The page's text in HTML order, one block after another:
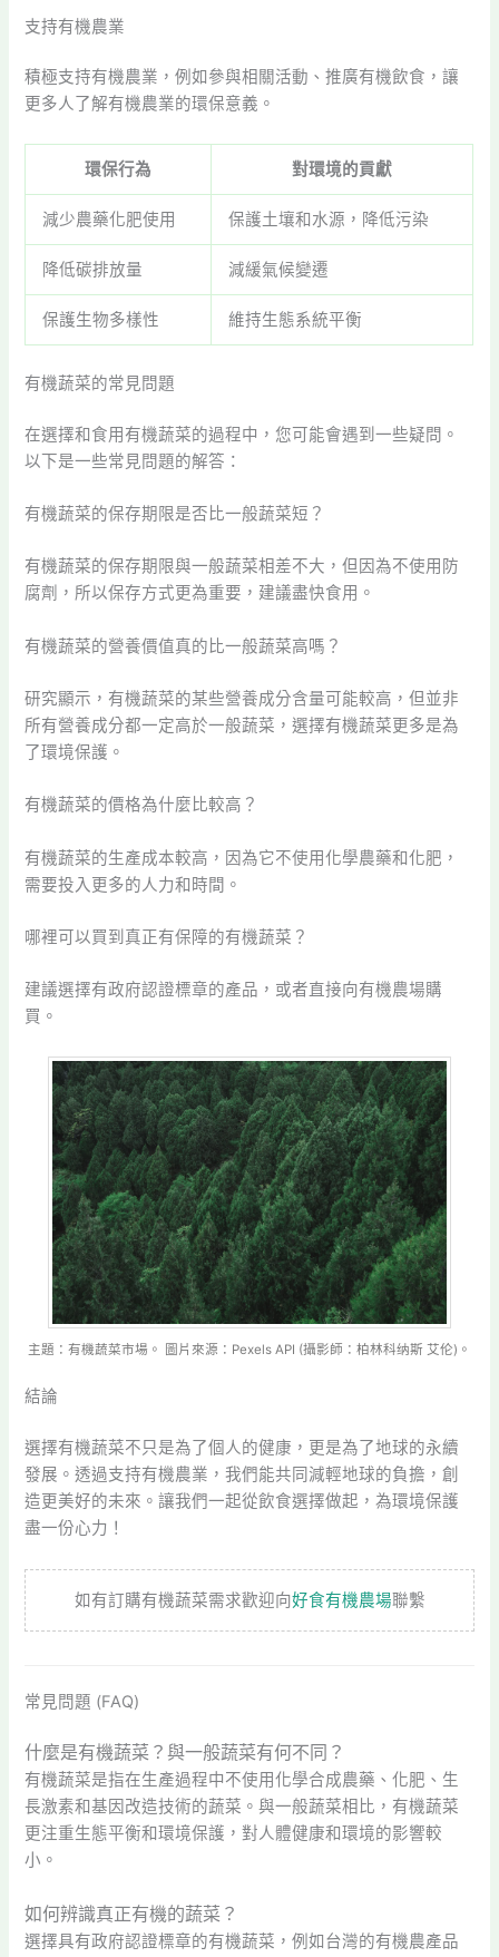
支持有機農業
積極支持有機農業，例如參與相關活動、推廣有機飲食，讓
更多人了解有機農業的環保意義。
環保行為 對環境的貢獻
減少農藥化肥使用 保護土壤和水源，降低污染
降低碳排放量 減緩氣候變遷
保護生物多樣性 維持生態系統平衡
有機蔬菜的常見問題
在選擇和食用有機蔬菜的過程中，您可能會遇到一些疑問。
以下是一些常見問題的解答：
有機蔬菜的保存期限是否比一般蔬菜短？
有機蔬菜的保存期限與一般蔬菜相差不大，但因為不使用防
腐劑，所以保存方式更為重要，建議盡快食用。
有機蔬菜的營養價值真的比一般蔬菜高嗎？
研究顯示，有機蔬菜的某些營養成分含量可能較高，但並非
所有營養成分都一定高於一般蔬菜，選擇有機蔬菜更多是為
了環境保護。
有機蔬菜的價格為什麼比較高？
有機蔬菜的生產成本較高，因為它不使用化學農藥和化肥，
需要投入更多的人力和時間。
哪裡可以買到真正有保障的有機蔬菜？
建議選擇有政府認證標章的產品，或者直接向有機農場購
買。
主題：有機蔬菜市場。 圖片來源：Pexels API (攝影師：柏林科纳斯 艾伦)。
結論
選擇有機蔬菜不只是為了個人的健康，更是為了地球的永續
發展。透過支持有機農業，我們能共同減輕地球的負擔，創
造更美好的未來。讓我們一起從飲食選擇做起，為環境保護
盡一份心力！
如有訂購有機蔬菜需求歡迎向好食有機農場聯繫
常見問題 (FAQ)
什麼是有機蔬菜？與一般蔬菜有何不同？
有機蔬菜是指在生產過程中不使用化學合成農藥、化肥、生
長激素和基因改造技術的蔬菜。與一般蔬菜相比，有機蔬菜
更注重生態平衡和環境保護，對人體健康和環境的影響較
小。
如何辨識真正有機的蔬菜？
選擇具有政府認證標章的有機蔬菜，例如台灣的有機農產品